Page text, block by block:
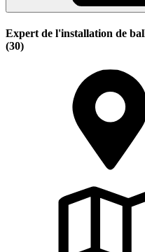
Expert de l'installation de
(30)